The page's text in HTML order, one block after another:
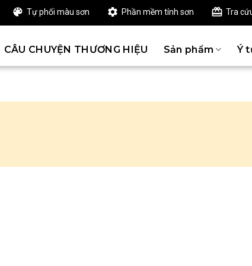
Tự phối màu sơn Phần mềm tính sơn Tra
CÂU CHUYỆN THƯƠNG HIỆU Sản phẩm Ý